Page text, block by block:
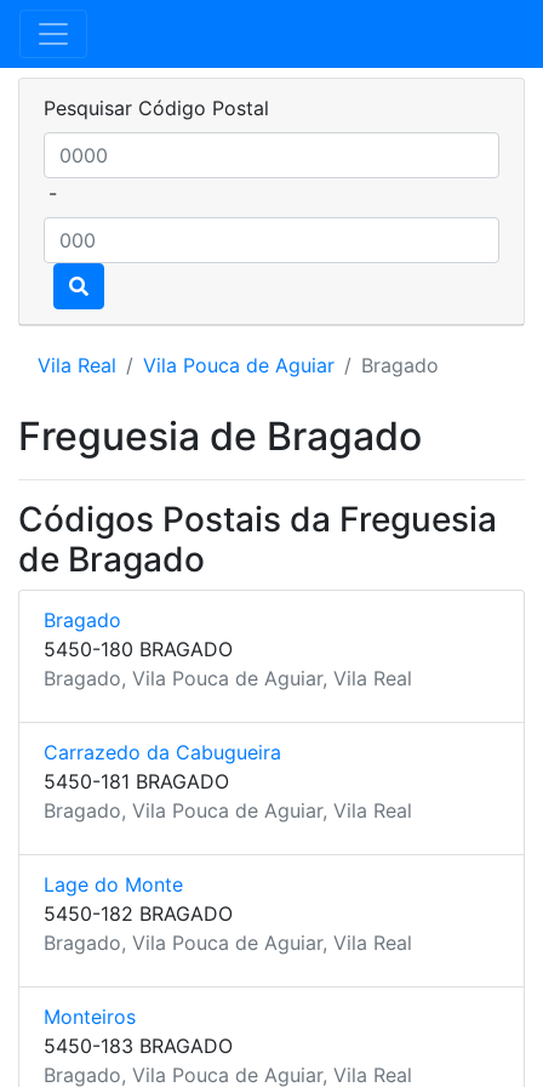
Pesquisar Código Postal
-
Vila Real Vila Pouca de Aguiar Bragado
Freguesia de Bragado
Códigos Postais da Freguesia
de Bragado
Bragado
5450-180 BRAGADO
Bragado, Vila Pouca de Aguiar, Vila Real
Carrazedo da Cabugueira
5450-181 BRAGADO
Bragado, Vila Pouca de Aguiar, Vila Real
Lage do Monte
5450-182 BRAGADO
Bragado, Vila Pouca de Aguiar, Vila Real
Monteiros
5450-183 BRAGADO
Bragado, Vila Pouca de Aguiar, Vila Real